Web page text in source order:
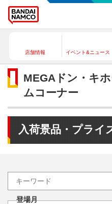
店舗情報 イベント&ニュース
MEGAドン・キ
ムコーナー
入荷景品・プライ
登場月